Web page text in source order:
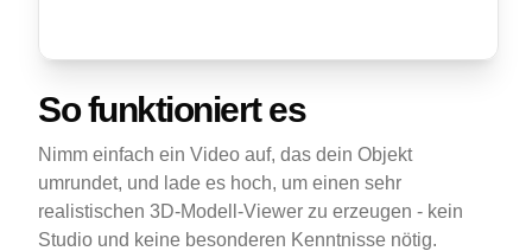
So funktioniert es
Nimm einfach ein Video auf, das dein Objekt
umrundet, und lade es hoch, um einen sehr
realistischen 3D-Modell-Viewer zu erzeugen - kein
Studio und keine besonderen Kenntnisse nötig.